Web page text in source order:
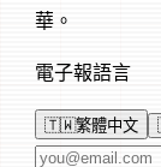
華。
電子報語言
🇹🇼繁體中文
電子郵件地址